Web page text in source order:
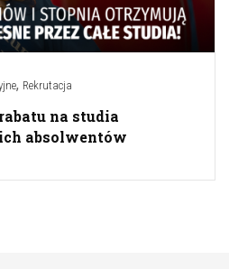
, Rekrutacja
na studia
absolwentów